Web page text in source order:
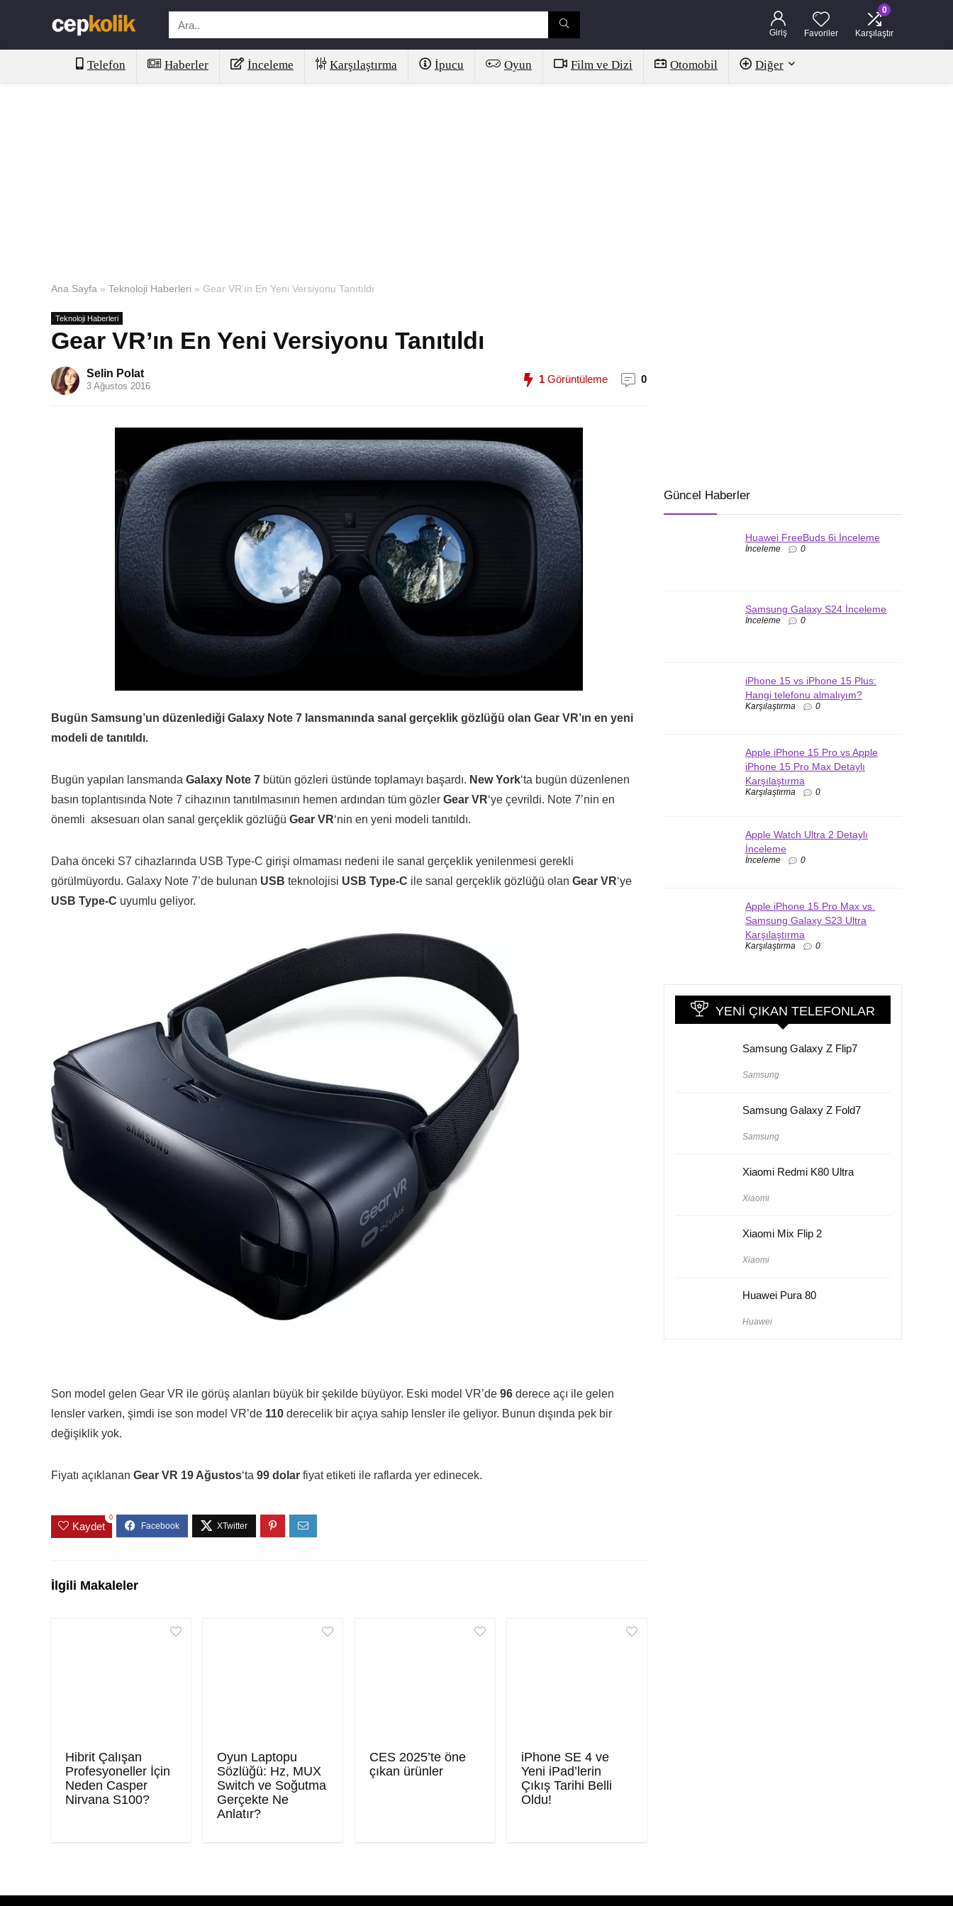
Giriş Favoriler
0
Karşılaştır
Telefon Haberler İnceleme Karşılaştırma İpucu Oyun Film ve Dizi Otomobil Diğer
Ana Sayfa » Teknoloji Haberleri » Gear VR’ın En Yeni Versiyonu Tanıtıldı
Teknoloji Haberleri
Gear VR’ın En Yeni Versiyonu Tanıtıldı
Selin Polat
3 Ağustos 2016
1 Görüntüleme 0
Bugün Samsung’un düzenlediği Galaxy Note 7 lansmanında sanal gerçeklik gözlüğü olan Gear VR’ın en yeni
modeli de tanıtıldı.
Bugün yapılan lansmanda Galaxy Note 7 bütün gözleri üstünde toplamayı başardı. New York‘ta bugün düzenlenen
basın toplantısında Note 7 cihazının tanıtılmasının hemen ardından tüm gözler Gear VR‘ye çevrildi. Note 7’nin en
önemli aksesuarı olan sanal gerçeklik gözlüğü Gear VR‘nin en yeni modeli tanıtıldı.
Daha önceki S7 cihazlarında USB Type-C girişi olmaması nedeni ile sanal gerçeklik yenilenmesi gerekli
görülmüyordu. Galaxy Note 7’de bulunan USB teknolojisi USB Type-C ile sanal gerçeklik gözlüğü olan Gear VR‘ye
USB Type-C uyumlu geliyor.
Son model gelen Gear VR ile görüş alanları büyük bir şekilde büyüyor. Eski model VR’de 96 derece açı ile gelen
lensler varken, şimdi ise son model VR’de 110 derecelik bir açıya sahip lensler ile geliyor. Bunun dışında pek bir
değişiklik yok.
Fiyatı açıklanan Gear VR 19 Ağustos‘ta 99 dolar fiyat etiketi ile raflarda yer edinecek.
Kaydet
0
İlgili Makaleler
Hibrit Çalışan
Profesyoneller İçin
Neden Casper
Nirvana S100?
Oyun Laptopu
Sözlüğü: Hz, MUX
Switch ve Soğutma
Gerçekte Ne
Anlatır?
CES 2025’te öne
çıkan ürünler
iPhone SE 4 ve
Yeni iPad’lerin
Çıkış Tarihi Belli
Oldu!
Güncel Haberler
Huawei FreeBuds 6i İnceleme
İnceleme 0
Samsung Galaxy S24 İnceleme
İnceleme 0
iPhone 15 vs iPhone 15 Plus:
Hangi telefonu almalıyım?
Karşılaştırma 0
Apple iPhone 15 Pro vs Apple
iPhone 15 Pro Max Detaylı
Karşılaştırma
Karşılaştırma 0
Apple Watch Ultra 2 Detaylı
İnceleme
İnceleme 0
Apple iPhone 15 Pro Max vs.
Samsung Galaxy S23 Ultra
Karşılaştırma
Karşılaştırma 0
YENI ÇIKAN TELEFONLAR
Samsung Galaxy Z Flip7
Samsung
Samsung Galaxy Z Fold7
Samsung
Xiaomi Redmi K80 Ultra
Xiaomi
Xiaomi Mix Flip 2
Xiaomi
Huawei Pura 80
Huawei